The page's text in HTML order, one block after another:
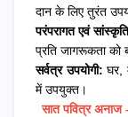
दान के लिए तुरंत
परंपरागत एवं
प्रति जागरूकता को
सर्वत्र उपयोगी:घर,
में उपयुक्त।
सात पवित्र अनाज